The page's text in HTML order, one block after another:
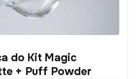
do Kit Magic
+ Puff Powder